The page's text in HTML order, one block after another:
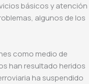
básicos y atención
algunos de los
como medio de
han resultado heridos
ha suspendido